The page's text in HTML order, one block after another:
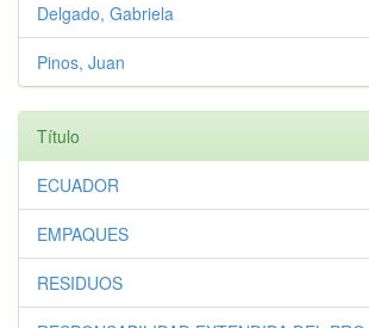
Delgado, Gabriela
Pinos, Juan
Título
ECUADOR
EMPAQUES
RESIDUOS